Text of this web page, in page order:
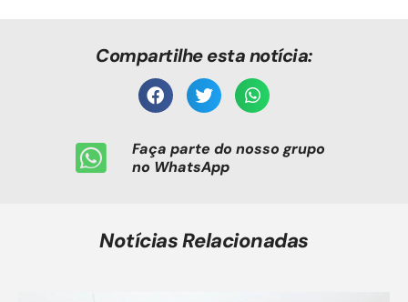
Compartilhe esta notícia:
Faça parte do nosso grupo
no WhatsApp
Notícias Relacionadas